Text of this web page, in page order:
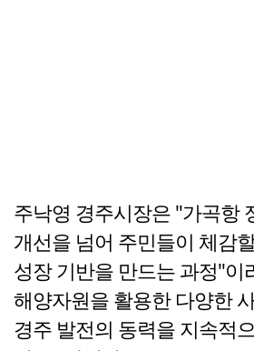
주낙영 경주시장은 "가곡항
개선을 넘어 주민들이 체감
성장 기반을 만드는 과정"이
해양자원을 활용한 다양한
경주 발전의 동력을 지속적